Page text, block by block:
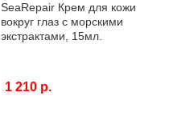
SeaRepair Крем для кожи
вокруг глаз с морскими
экстрактами, 15мл.
1 210 р.